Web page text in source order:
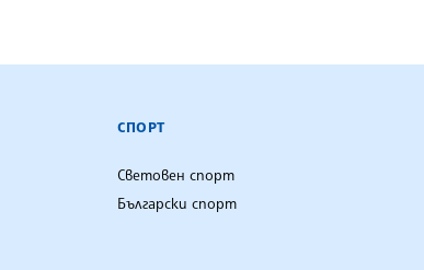
СПОРТ
Световен спорт
Български спорт